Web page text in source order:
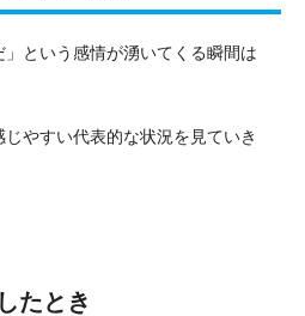
という感情が湧いてくる瞬間は
やすい代表的な状況を見ていき
たとき